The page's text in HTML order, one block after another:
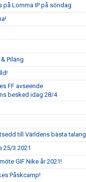
på Lomma IP på söndag
Piläng
FF avseende
besked idag 28/4
till Världens bästa talang
25/3 2021
GIF Nike år 2021!
Påskcamp!